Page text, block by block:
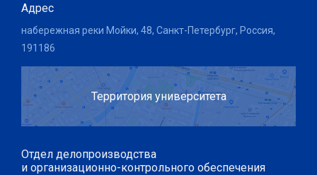
Адрес
набережная реки Мойки, 48, Санкт-Петербург, Россия,
191186
Территория университета
Отдел делопроизводства
и организационно-контрольного обеспечения